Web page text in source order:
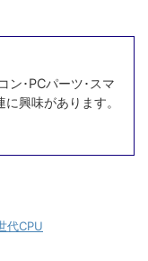
ン･PCパーツ･スマ
興味があります。
代CPU